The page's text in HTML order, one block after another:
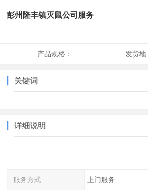
彭州隆丰镇灭鼠公司服务
产品规格： 发货地:
关键词
详细说明
服务方式 上门服务